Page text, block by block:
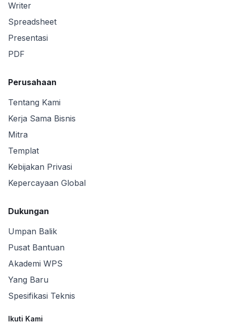
Writer
Spreadsheet
Presentasi
PDF
Perusahaan
Tentang Kami
Kerja Sama Bisnis
Mitra
Templat
Kebijakan Privasi
Kepercayaan Global
Dukungan
Umpan Balik
Pusat Bantuan
Akademi WPS
Yang Baru
Spesifikasi Teknis
Ikuti Kami